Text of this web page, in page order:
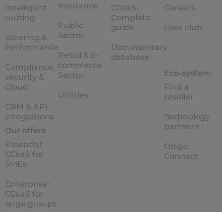
Intelligent
routing
Steering &
Performance
Compliance,
security &
Cloud
CRM & API
integrations
Our offers
Essential:
CCaaS for
SMEs
Enterprise:
CCaaS for
large groups
Insurance
Public
Sector
Retail & E-
commerce
Sector
Utilities
CCaaS:
Complete
guide
Documentary
database
Careers
User club
Eco-system
Find a
reseller
Technology
partners
Odigo
Connect